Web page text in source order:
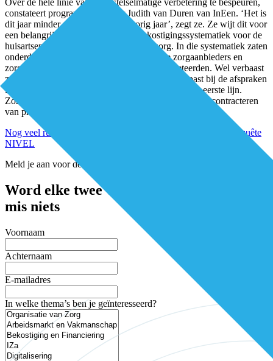
constateert programmamanager Judith van Duren van InEen. ‘Het is
dit jaar minder goed gegaan dan vorig jaar’, zegt ze. Ze wijt dit voor
een belangrijk deel aan de nieuwe bekostigingssystematiek voor de
huisartsenzorg en de multidisciplinaire zorg. In die systematiek zaten
onderdelen die onduidelijk waren en die de zorgaanbieders en
zorgverzekeraars daarom verschillend interpreteerden. Wel verbaast
ze zich over het feit dat het stroeve verloop niet past bij de afspraken
in het Bestuurlijk Akkoord voor versterking van de eerste lijn.
Zorgverzekeraars zijn veel kritischer geworden in het contracteren
van projecten.
Nog veel ruimte voor verbetering in contractering blijkt uit enquête
NIVEL
Meld je aan voor de nieuwsbrief
Word elke twee weken geïnspireerd en
mis niets
Voornaam
Achternaam
E-mailadres
In welke thema’s ben je geïnteresseerd?